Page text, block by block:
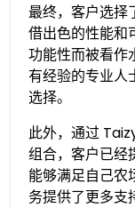
最终，客户选择
借出色的性能和
功能性而被看作
有经验的专业人
选择。
此外，通过
组合，客户已经
能够满足自己农
务提供了更多支